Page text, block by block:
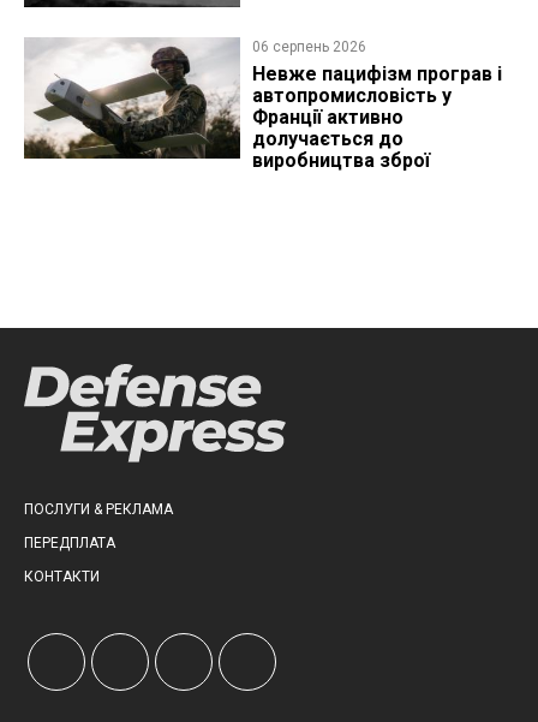
06 серпень 2026
Невже пацифізм програв і
автопромисловість у
Франції активно
долучається до
виробництва зброї
ПОСЛУГИ & РЕКЛАМА
ПЕРЕДПЛАТА
КОНТАКТИ